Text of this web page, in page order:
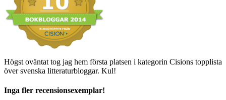
Högst oväntat tog jag hem första platsen i kategorin Cisions topplista
över svenska litteraturbloggar. Kul!
Inga fler recensionsexemplar!